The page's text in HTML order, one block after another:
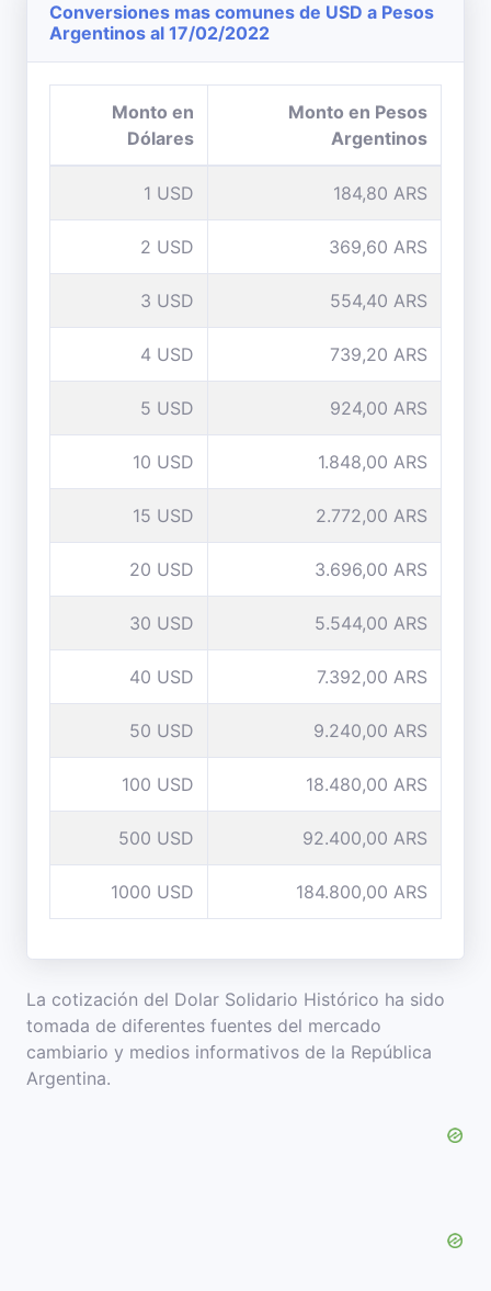
Conversiones mas comunes de USD a Pesos
Argentinos al 17/02/2022
Monto en
Dólares
Monto en Pesos
Argentinos
1 USD 184,80 ARS
2 USD 369,60 ARS
3 USD 554,40 ARS
4 USD 739,20 ARS
5 USD 924,00 ARS
10 USD 1.848,00 ARS
15 USD 2.772,00 ARS
20 USD 3.696,00 ARS
30 USD 5.544,00 ARS
40 USD 7.392,00 ARS
50 USD 9.240,00 ARS
100 USD 18.480,00 ARS
500 USD 92.400,00 ARS
1000 USD 184.800,00 ARS
La cotización del Dolar Solidario Histórico ha sido
tomada de diferentes fuentes del mercado
cambiario y medios informativos de la República
Argentina.